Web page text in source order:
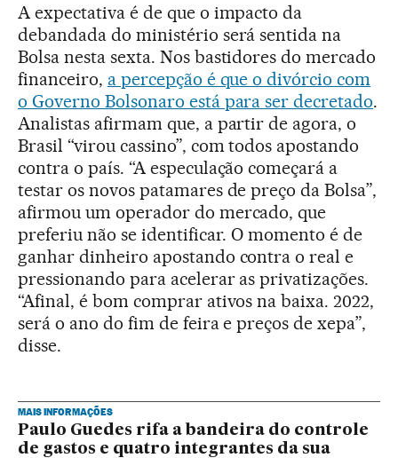
A expectativa é de que o impacto da
debandada do ministério será sentida na
Bolsa nesta sexta. Nos bastidores do mercado
financeiro, a percepção é que o divórcio com
o Governo Bolsonaro está para ser decretado.
Analistas afirmam que, a partir de agora, o
Brasil “virou cassino”, com todos apostando
contra o país. “A especulação começará a
testar os novos patamares de preço da Bolsa”,
afirmou um operador do mercado, que
preferiu não se identificar. O momento é de
ganhar dinheiro apostando contra o real e
pressionando para acelerar as privatizações.
“Afinal, é bom comprar ativos na baixa. 2022,
será o ano do fim de feira e preços de xepa”,
disse.
MAIS INFORMAÇÕES
Paulo Guedes rifa a bandeira do controle
de gastos e quatro integrantes da sua